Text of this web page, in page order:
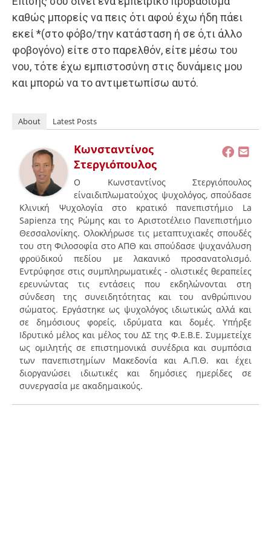
καθώς μπορείς να πεις ότι αφού έχω ήδη πάει
εκεί *(στο φόβο/την κατάσταση ή σε ό,τι άλλο
φοβογόνο) είτε στο παρελθόν, είτε μέσω του
νου, τότε έχω εμπιστοσύνη στις δυνάμεις μου
και μπορώ να το αντιμετωπίσω αυτό.
About Latest Posts
Κωνσταντίνος
Στεργιόπουλος
Ο Κωνσταντίνος Στεργιόπουλος
είναιδιπλωματούχος ψυχολόγος, σπούδασε
Κλινική Ψυχολογία στο κρατικό πανεπιστήμιο La
Sapienza της Ρώμης και το Αριστοτέλειο Πανεπιστήμιο
Θεσσαλονίκης. Ολοκλήρωσε τις μεταπτυχιακές σπουδές
του στη Φιλοσοφία στο ΑΠΘ και σπούδασε ψυχανάλυση
φροϋδικού πεδίου με λακανικό προσανατολισμό.
Εντρύφησε στις συμπληρωματικές - ολιστικές θεραπείες
ερευνώντας τις εντάσεις που εκδηλώνονται στη
σύνδεση της συνειδητότητας και του ανθρώπινου
σώματος. Εργάστηκε ως ψυχολόγος ιδιωτικώς αλλά και
σε δημόσιους φορείς, ιδρύματα και δομές. Υπήρξε
Ιδρυτικό μέλος και μέλος του ΔΣ της Φ.Ε.Β.Ε. Συμμετείχε
ως ομιλητής σε επιστημονικά συνέδρια και συμπόσια
των πανεπιστημίων Μακεδονία και Α.Π.Θ. και έχει
διοργανώσει ιδιωτικές και δημόσιες ημερίδες σε
συνεργασία με ακαδημαικούς.